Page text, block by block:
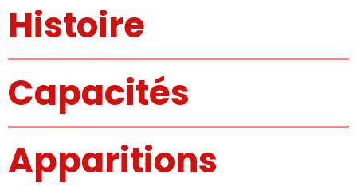
Histoire
Capacités
Apparitions